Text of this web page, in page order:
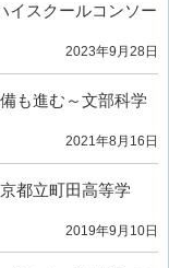
イスクールコンソー
2023年9月28日
も進む～文部科学
2021年8月16日
都立町田高等学
2019年9月10日